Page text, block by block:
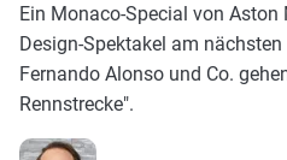
Ein Monaco-Special von
Design-Spektakel am
Fernando Alonso und Co.
Rennstrecke".